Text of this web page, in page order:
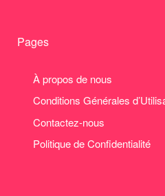
Pages
À propos de nous
Conditions Générales
Contactez-nous
Politique de Confidentialité